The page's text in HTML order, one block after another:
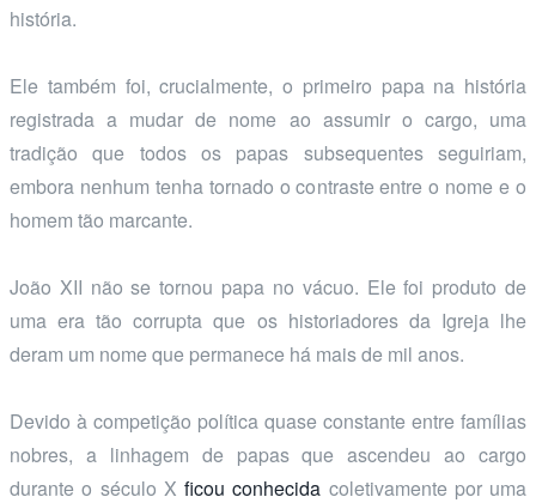
história.
Ele também foi, crucialmente, o primeiro papa na história
registrada a mudar de nome ao assumir o cargo, uma
tradição que todos os papas subsequentes seguiriam,
embora nenhum tenha tornado o contraste entre o nome e o
homem tão marcante.
João XII não se tornou papa no vácuo. Ele foi produto de
uma era tão corrupta que os historiadores da Igreja lhe
deram um nome que permanece há mais de mil anos.
Devido à competição política quase constante entre famílias
nobres, a linhagem de papas que ascendeu ao cargo
durante o século X ficou conhecida coletivamente por uma